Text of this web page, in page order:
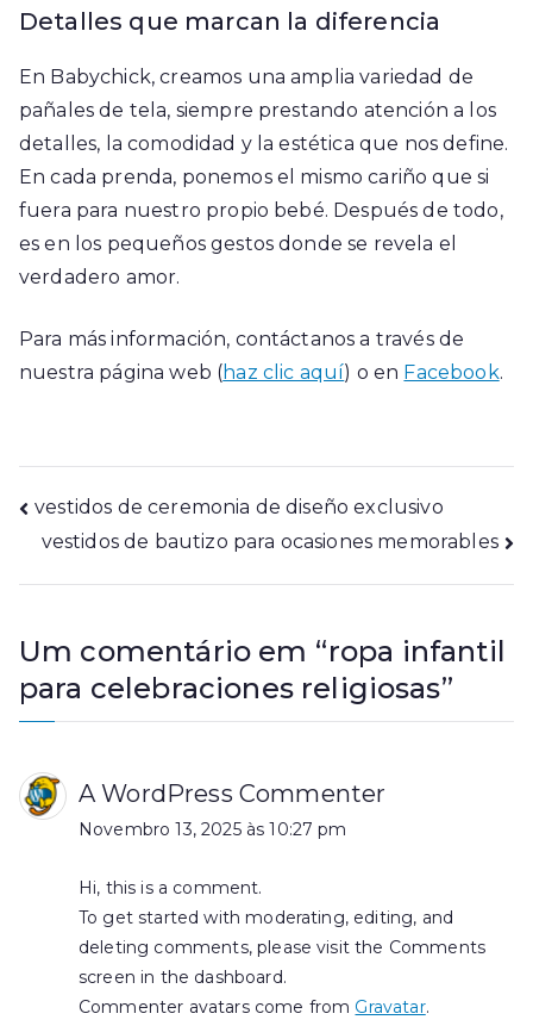
Detalles que marcan la diferencia
En Babychick, creamos una amplia variedad de
pañales de tela, siempre prestando atención a los
detalles, la comodidad y la estética que nos define.
En cada prenda, ponemos el mismo cariño que si
fuera para nuestro propio bebé. Después de todo,
es en los pequeños gestos donde se revela el
verdadero amor.
Para más información, contáctanos a través de
nuestra página web (haz clic aquí) o en Facebook.
Navegação
de
vestidos de ceremonia de diseño exclusivo
vestidos de bautizo para ocasiones memorables
Um comentário em “ropa infantil
para celebraciones religiosas”
A WordPress Commenter
Novembro 13, 2025 às 10:27 pm
Hi, this is a comment.
To get started with moderating, editing, and
deleting comments, please visit the Comments
screen in the dashboard.
Commenter avatars come from Gravatar.